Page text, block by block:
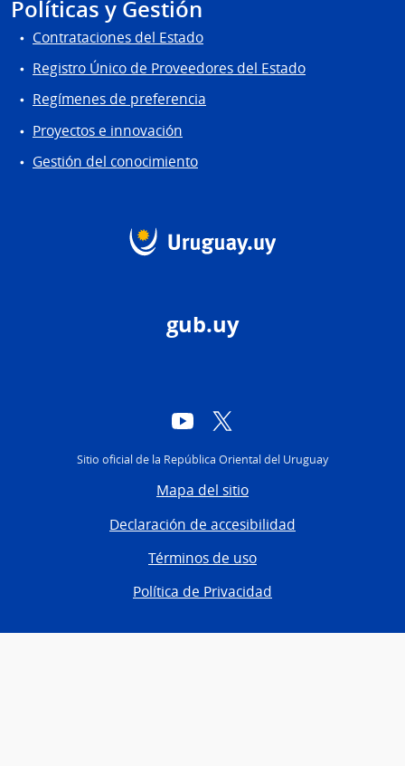
Políticas y Gestión
Contrataciones del Estado
Registro Único de Proveedores del Estado
Regímenes de preferencia
Proyectos e innovación
Gestión del conocimiento
gub.uy
YouTube
Sitio oficial de la República Oriental del Uruguay
Mapa del sitio
Declaración de accesibilidad
Términos de uso
Política de Privacidad